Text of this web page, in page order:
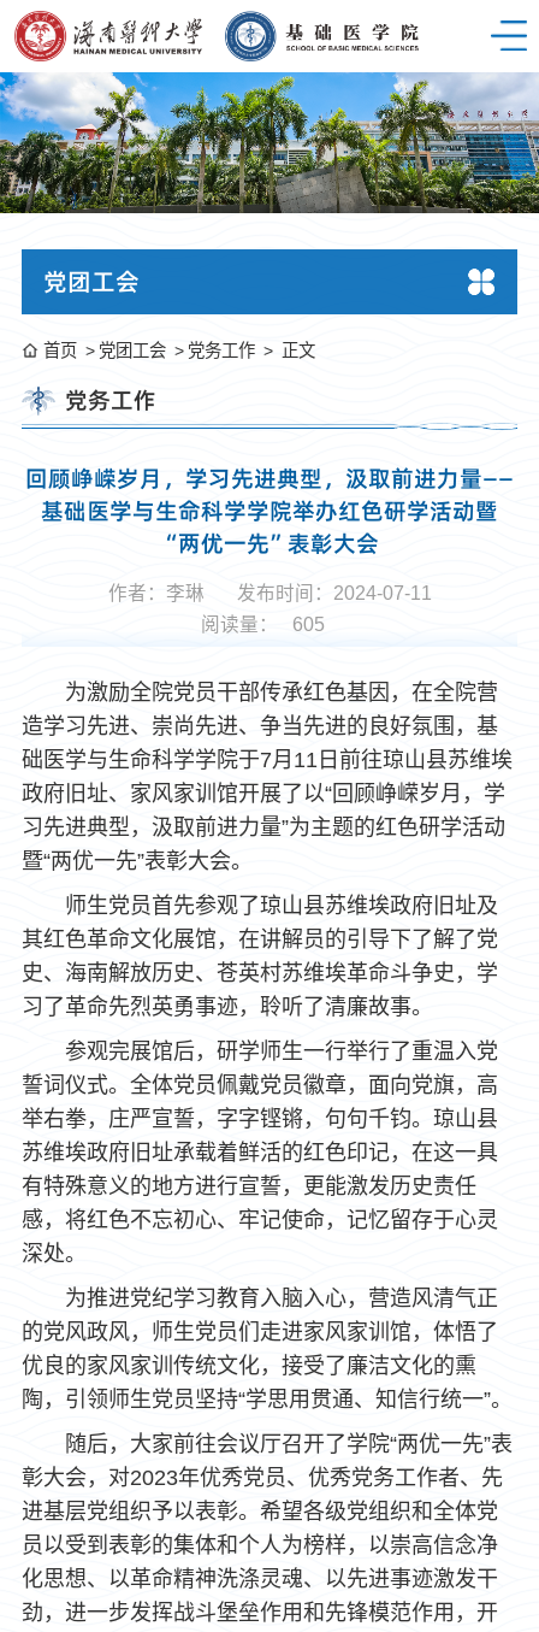
党团工会
首页 党团工会 党务工作 正文
党务工作
回顾峥嵘岁月，学习先进典型，汲取前进力量——
基础医学与生命科学学院举办红色研学活动暨
“两优一先”表彰大会
作者：李琳
发布时间：2024-07-11
阅读量：
605
为激励全院党员干部传承红色基因，在全院营
造学习先进、崇尚先进、争当先进的良好氛围，基
础医学与生命科学学院于7月11日前往琼山县苏维埃
政府旧址、家风家训馆开展了以“回顾峥嵘岁月，学
习先进典型，汲取前进力量”为主题的红色研学活动
暨“两优一先”表彰大会。
师生党员首先参观了琼山县苏维埃政府旧址及
其红色革命文化展馆，在讲解员的引导下了解了党
史、海南解放历史、苍英村苏维埃革命斗争史，学
习了革命先烈英勇事迹，聆听了清廉故事。
参观完展馆后，研学师生一行举行了重温入党
誓词仪式。全体党员佩戴党员徽章，面向党旗，高
举右拳，庄严宣誓，字字铿锵，句句千钧。琼山县
苏维埃政府旧址承载着鲜活的红色印记，在这一具
有特殊意义的地方进行宣誓，更能激发历史责任
感，将红色不忘初心、牢记使命，记忆留存于心灵
深处。
为推进党纪学习教育入脑入心，营造风清气正
的党风政风，师生党员们走进家风家训馆，体悟了
优良的家风家训传统文化，接受了廉洁文化的熏
陶，引领师生党员坚持“学思用贯通、知信行统一”。
随后，大家前往会议厅召开了学院“两优一先”表
彰大会，对2023年优秀党员、优秀党务工作者、先
进基层党组织予以表彰。希望各级党组织和全体党
员以受到表彰的集体和个人为榜样，以崇高信念净
化思想、以革命精神洗涤灵魂、以先进事迹激发干
劲，进一步发挥战斗堡垒作用和先锋模范作用，开